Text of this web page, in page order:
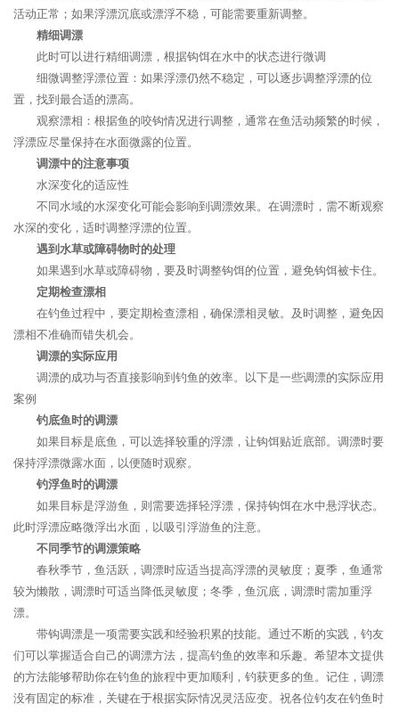
活动正常；如果浮漂沉底或漂浮不稳，可能需要重新调整。
精细调漂
此时可以进行精细调漂，根据钩饵在水中的状态进行微调
细微调整浮漂位置：如果浮漂仍然不稳定，可以逐步调整浮漂的位
置，找到最合适的漂高。
观察漂相：根据鱼的咬钩情况进行调整，通常在鱼活动频繁的时候，
浮漂应尽量保持在水面微露的位置。
调漂中的注意事项
水深变化的适应性
不同水域的水深变化可能会影响到调漂效果。在调漂时，需不断观察
水深的变化，适时调整浮漂的位置。
遇到水草或障碍物时的处理
如果遇到水草或障碍物，要及时调整钩饵的位置，避免钩饵被卡住。
定期检查漂相
在钓鱼过程中，要定期检查漂相，确保漂相灵敏。及时调整，避免因
漂相不准确而错失机会。
调漂的实际应用
调漂的成功与否直接影响到钓鱼的效率。以下是一些调漂的实际应用
案例
钓底鱼时的调漂
如果目标是底鱼，可以选择较重的浮漂，让钩饵贴近底部。调漂时要
保持浮漂微露水面，以便随时观察。
钓浮鱼时的调漂
如果目标是浮游鱼，则需要选择轻浮漂，保持钩饵在水中悬浮状态。
此时浮漂应略微浮出水面，以吸引浮游鱼的注意。
不同季节的调漂策略
春秋季节，鱼活跃，调漂时应适当提高浮漂的灵敏度；夏季，鱼通常
较为懒散，调漂时可适当降低灵敏度；冬季，鱼沉底，调漂时需加重浮
漂。
带钩调漂是一项需要实践和经验积累的技能。通过不断的实践，钓友
们可以掌握适合自己的调漂方法，提高钓鱼的效率和乐趣。希望本文提供
的方法能够帮助你在钓鱼的旅程中更加顺利，钓获更多的鱼。记住，调漂
没有固定的标准，关键在于根据实际情况灵活应变。祝各位钓友在钓鱼时